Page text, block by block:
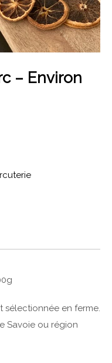
– Environ
sélectionnée en ferme.
Savoie ou région